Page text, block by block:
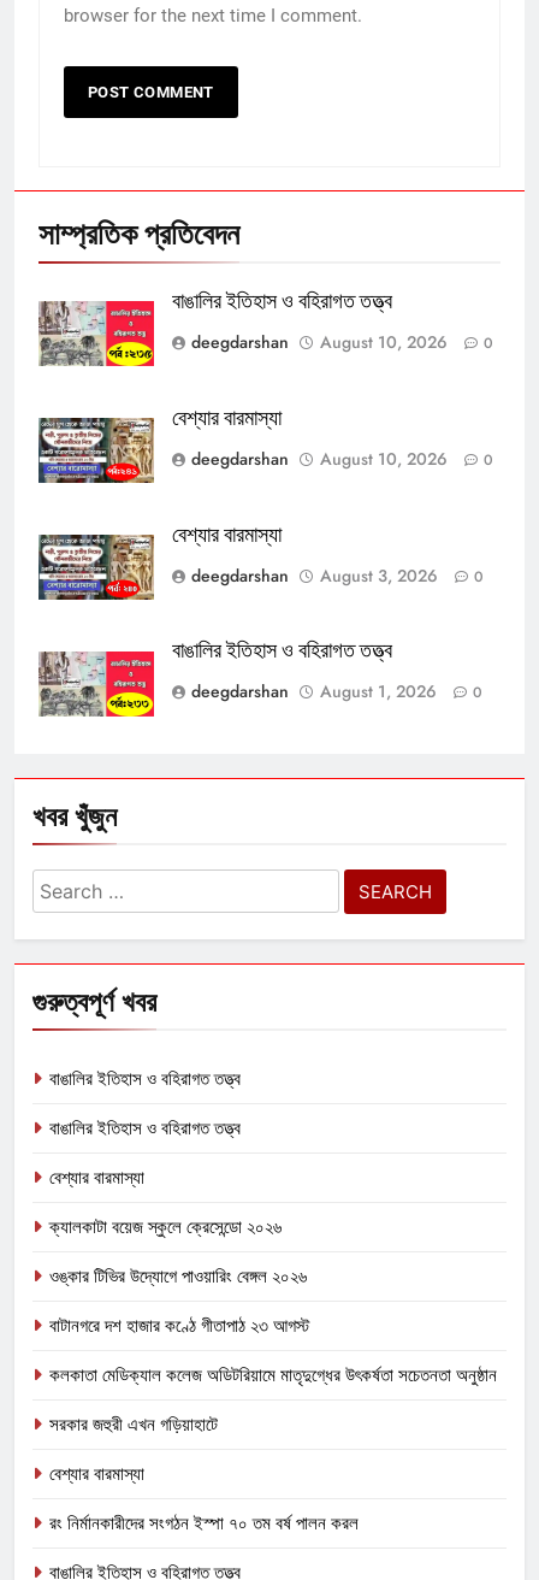
browser for the next time I comment.
সাম্প্রতিক প্রতিবেদন
বাঙালির ইতিহাস ও বহিরাগত তত্ত্ব
deegdarshan
August 10, 2026 0
বেশ্যার বারমাস্যা
deegdarshan
August 10, 2026 0
বেশ্যার বারমাস্যা
deegdarshan
August 3, 2026 0
বাঙালির ইতিহাস ও বহিরাগত তত্ত্ব
deegdarshan
August 1, 2026 0
খবর খুঁজুন
Search
for:
গুরুত্বপূর্ণ খবর
বাঙালির ইতিহাস ও বহিরাগত তত্ত্ব
বাঙালির ইতিহাস ও বহিরাগত তত্ত্ব
বেশ্যার বারমাস্যা
ক্যালকাটা বয়েজ স্কুলে ক্রেসেন্ডো ২০২৬
ওঙ্কার টিভির উদ্যোগে পাওয়ারিং বেঙ্গল ২০২৬
বাটানগরে দশ হাজার কণ্ঠে গীতাপাঠ ২৩ আগস্ট
কলকাতা মেডিক্যাল কলেজ অডিটরিয়ামে মাতৃদুগ্ধের উৎকর্ষতা সচেতনতা অনুষ্ঠান
সরকার জহুরী এখন গড়িয়াহাটে
বেশ্যার বারমাস্যা
রং নির্মানকারীদের সংগঠন ইস্পা ৭০ তম বর্ষ পালন করল
বাঙালির ইতিহাস ও বহিরাগত তত্ত্ব